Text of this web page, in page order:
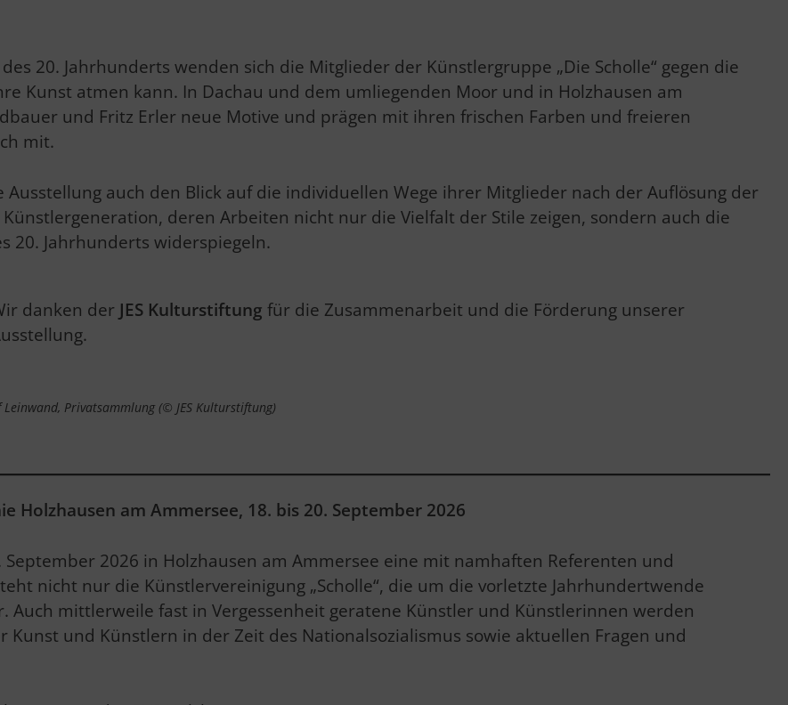
20. Jahrhunderts wenden sich die Mitglieder der Künstlergruppe „Die Scholle“ gegen die
Kunst atmen kann. In Dachau und dem umliegenden Moor und in Holzhausen am
und Fritz Erler neue Motive und prägen mit ihren frischen Farben und freieren
mit.
auch den Blick auf die individuellen Wege ihrer Mitglieder nach der Auflösung der
deren Arbeiten nicht nur die Vielfalt der Stile zeigen, sondern auch die
20. Jahrhunderts widerspiegeln.
danken der JES Kulturstiftung für die Zusammenarbeit und die Förderung unserer
Privatsammlung (© JES Kulturstiftung)
Holzhausen am Ammersee, 18. bis 20. September 2026
September 2026 in Holzhausen am Ammersee eine mit namhaften Referenten und
nicht nur die Künstlervereinigung „Scholle“, die um die vorletzte Jahrhundertwende
mittlerweile fast in Vergessenheit geratene Künstler und Künstlerinnen werden
und Künstlern in der Zeit des Nationalsozialismus sowie aktuellen Fragen und